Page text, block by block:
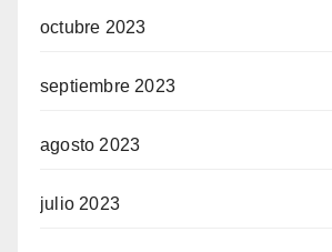
octubre 2023
septiembre 2023
agosto 2023
julio 2023